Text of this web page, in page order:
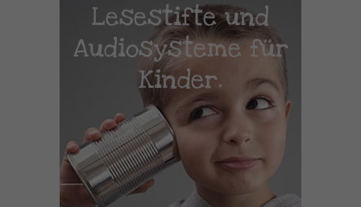
Lesestifte und
Audiosysteme für
Kinder.